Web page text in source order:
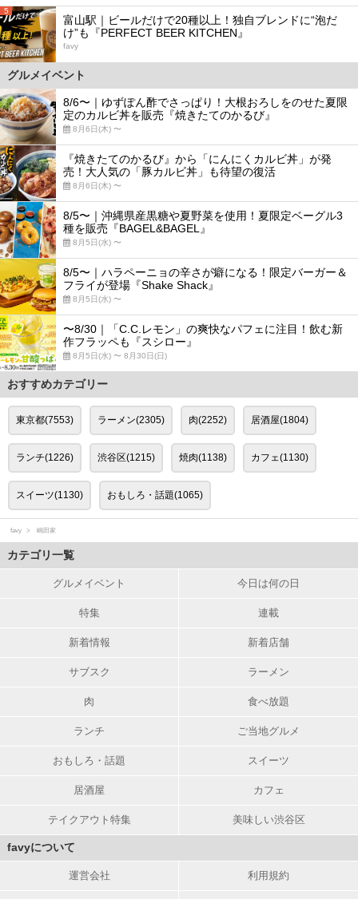
5
富山駅｜ビールだけで20種以上！独自ブレンドに“泡だ
け”も『PERFECT BEER KITCHEN』
favy
グルメイベント
8/6〜｜ゆずぽん酢でさっぱり！大根おろしをのせた夏限
定のカルビ丼を販売『焼きたてのかるび』
8月6日(木) 〜
『焼きたてのかるび』から「にんにくカルビ丼」が発
売！大人気の「豚カルビ丼」も待望の復活
8月6日(木) 〜
8/5〜｜沖縄県産黒糖や夏野菜を使用！夏限定ベーグル3
種を販売『BAGEL&BAGEL』
8月5日(水) 〜
8/5〜｜ハラペーニョの辛さが癖になる！限定バーガー＆
フライが登場『Shake Shack』
8月5日(水) 〜
〜8/30｜「C.C.レモン」の爽快なパフェに注目！飲む新
作フラッペも『スシロー』
8月5日(水) 〜 8月30日(日)
おすすめカテゴリー
東京都(7553) ラーメン(2305) 肉(2252) 居酒屋(1804)
ランチ(1226) 渋谷区(1215) 焼肉(1138) カフェ(1130)
スイーツ(1130) おもしろ・話題(1065)
favy 嶋田家
カテゴリ一覧
グルメイベント 今日は何の日
特集 連載
新着情報 新着店舗
サブスク ラーメン
肉 食べ放題
ランチ ご当地グルメ
おもしろ・話題 スイーツ
居酒屋 カフェ
テイクアウト特集 美味しい渋谷区
favyについて
運営会社 利用規約